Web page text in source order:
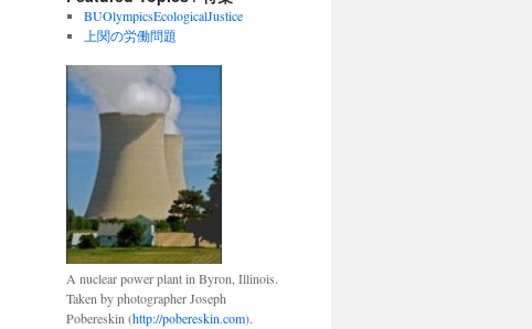
BUOlympicsEcologicalJustice
上関の労働問題
A nuclear power plant in Byron, Illinois.
Taken by photographer Joseph
Pobereskin (http://pobereskin.com).